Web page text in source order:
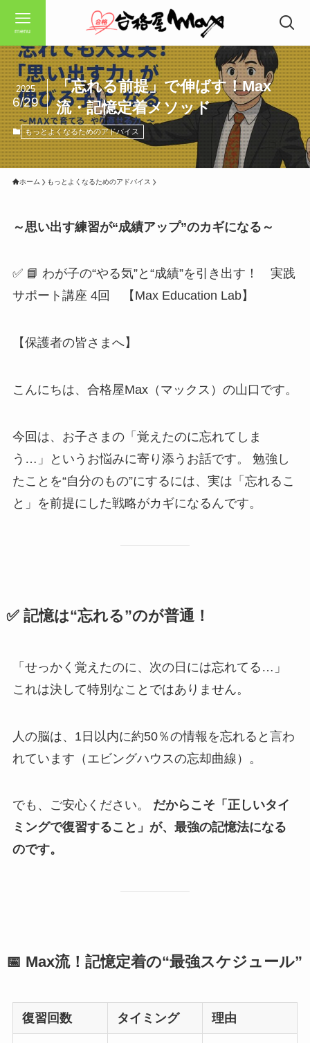
menu
「忘れる前提」で伸ばす！Max
流・記憶定着メソッド
2025
6/29
もっとよくなるためのアドバイス
ホーム もっとよくなるためのアドバイス
～思い出す練習が“成績アップ”のカギになる～
✅ 📘 わが子の“やる気”と“成績”を引き出す！ 実践
サポート講座 4回 【Max Education Lab】
【保護者の皆さまへ】
こんにちは、合格屋Max（マックス）の山口です。
今回は、お子さまの「覚えたのに忘れてしま
う…」というお悩みに寄り添うお話です。 勉強し
たことを“自分のもの”にするには、実は「忘れるこ
と」を前提にした戦略がカギになるんです。
✅ 記憶は“忘れる”のが普通！
「せっかく覚えたのに、次の日には忘れてる…」
これは決して特別なことではありません。
人の脳は、1日以内に約50％の情報を忘れると言わ
れています（エビングハウスの忘却曲線）。
でも、ご安心ください。 だからこそ「正しいタイ
ミングで復習すること」が、最強の記憶法になる
のです。
📅 Max流！記憶定着の“最強スケジュール”
復習回数 タイミング 理由